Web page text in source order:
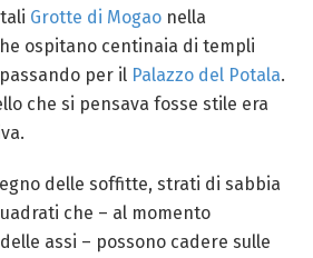
Grotte di Mogao nella
ospitano centinaia di templi
per il Palazzo del Potala.
che si pensava fosse stile era
delle soffitte, strati di sabbia
che – al momento
assi – possono cadere sulle